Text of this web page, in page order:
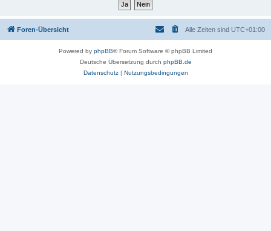
Foren-Übersicht Alle Zeiten sind UTC+01:00
Powered by phpBB® Forum Software © phpBB Limited
Deutsche Übersetzung durch phpBB.de
Datenschutz| Nutzungsbedingungen